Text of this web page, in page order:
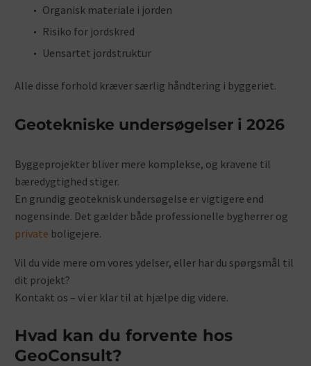
Organisk materiale i jorden
Risiko for jordskred
Uensartet jordstruktur
Alle disse forhold kræver særlig håndtering i byggeriet.
Geotekniske undersøgelser i 2026
Byggeprojekter bliver mere komplekse, og kravene til
bæredygtighed stiger.
En grundig geoteknisk undersøgelse er vigtigere end
nogensinde. Det gælder både professionelle bygherrer og
private boligejere.
Vil du vide mere om vores ydelser, eller har du spørgsmål til
dit projekt?
Kontakt os – vi er klar til at hjælpe dig videre.
Hvad kan du forvente hos
GeoConsult?